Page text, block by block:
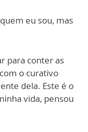
eu sou, mas
para conter as
o curativo
dela. Este é o
vida, pensou